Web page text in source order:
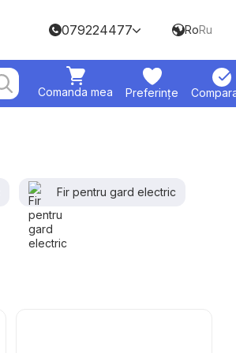
079224477 RoRu
Comanda mea Preferințe
Fir pentru gard electric